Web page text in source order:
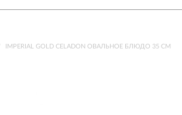
IMPERIAL GOLD CELADON ОВАЛЬНОЕ БЛЮДО 35 СМ